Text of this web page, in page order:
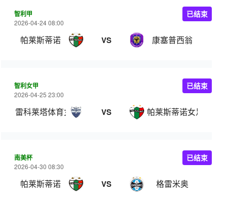
智利甲
2026-04-24 08:00
帕莱斯蒂诺 VS 康塞普西翁
已结束
智利女甲
2026-04-25 23:00
雷科莱塔体育女足 VS 帕莱斯蒂诺女足
已结束
南美杯
2026-04-30 08:30
帕莱斯蒂诺 VS 格雷米奥
已结束